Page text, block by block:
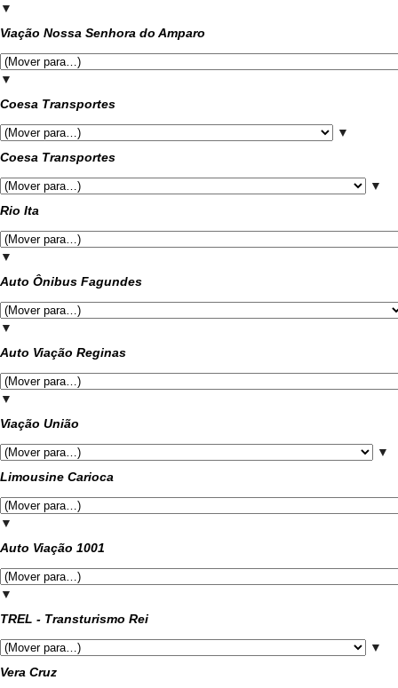
▼
Viação Nossa Senhora do Amparo
▼
Coesa Transportes
▼
Coesa Transportes
▼
Rio Ita
▼
Auto Ônibus Fagundes
▼
Auto Viação Reginas
▼
Viação União
▼
Limousine Carioca
▼
Auto Viação 1001
▼
TREL - Transturismo Rei
▼
Vera Cruz